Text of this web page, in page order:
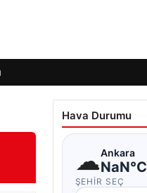
Hava Durumu
☁Ankara
NaN°C
ŞEHIR SEÇ